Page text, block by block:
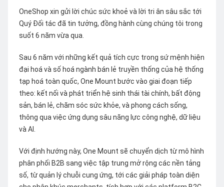
OneShop xin gửi lời chúc sức khoẻ và lời tri ân sâu sắc tới
Quý Đối tác đã tin tưởng, đồng hành cùng chúng tôi trong
suốt 6 năm vừa qua.
Sau 6 năm với những kết quả tích cực trong sứ mệnh hiện
đại hoá và số hoá ngành bán lẻ truyền thống của hệ thống
tạp hoá toàn quốc, One Mount bước vào giai đoạn tiếp
theo: kết nối và phát triển hệ sinh thái tài chính, bất động
sản, bán lẻ, chăm sóc sức khỏe, và phong cách sống,
thông qua việc ứng dụng sâu năng lực công nghệ, dữ liệu
và AI.
Với định hướng này, One Mount sẽ chuyển dịch từ mô hình
phân phối B2B sang việc tập trung mở rộng các nền tảng
số, từ quản lý chuỗi cung ứng, tới các giải pháp toàn diện